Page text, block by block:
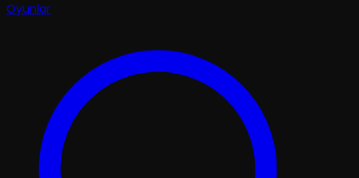
Oyunlar